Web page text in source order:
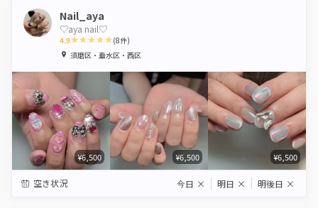
Nail_aya
♡aya nail♡
4.9
1 2 3 4 5
(8件)
須磨区・垂水区・西区
¥6,500 ¥6,500 ¥6,500
空き状況 今日 × 明日 × 明後日 ×